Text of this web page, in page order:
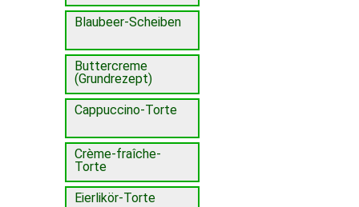
Blaubeer-Scheiben
Buttercreme
(Grundrezept)
Cappuccino-Torte
Crème-fraîche-
Torte
Eierlikör-Torte